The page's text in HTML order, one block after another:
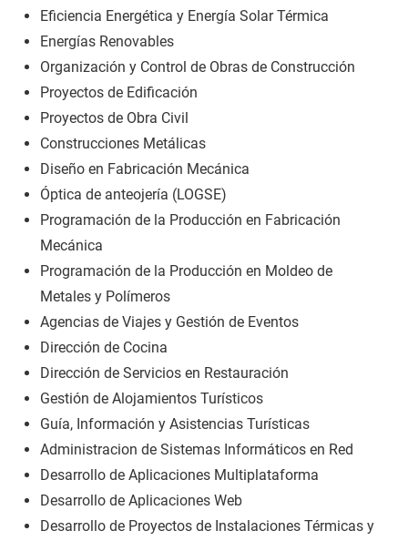
Eficiencia Energética y Energía Solar Térmica
Energías Renovables
Organización y Control de Obras de Construcción
Proyectos de Edificación
Proyectos de Obra Civil
Construcciones Metálicas
Diseño en Fabricación Mecánica
Óptica de anteojería (LOGSE)
Programación de la Producción en Fabricación
Mecánica
Programación de la Producción en Moldeo de
Metales y Polímeros
Agencias de Viajes y Gestión de Eventos
Dirección de Cocina
Dirección de Servicios en Restauración
Gestión de Alojamientos Turísticos
Guía, Información y Asistencias Turísticas
Administracion de Sistemas Informáticos en Red
Desarrollo de Aplicaciones Multiplataforma
Desarrollo de Aplicaciones Web
Desarrollo de Proyectos de Instalaciones Térmicas y